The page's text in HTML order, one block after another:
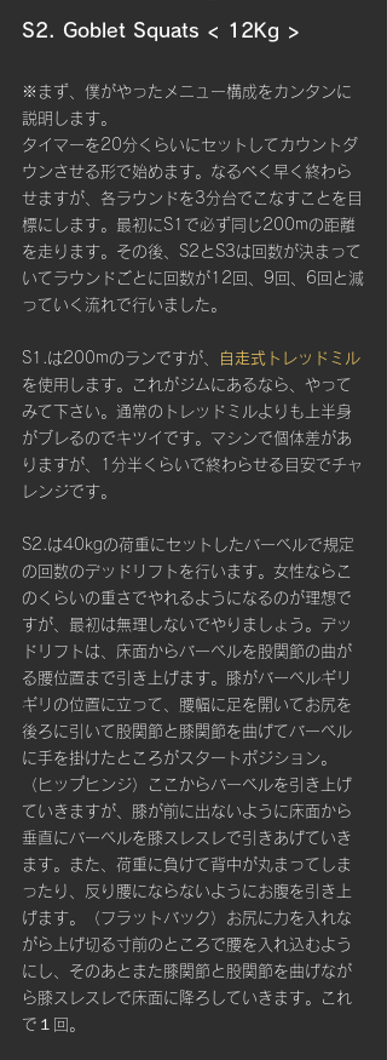
S2. Goblet Squats < 12Kg >
※まず、僕がやったメニュー構成をカンタンに
説明します。
タイマーを20分くらいにセットしてカウントダ
ウンさせる形で始めます。なるべく早く終わら
せますが、各ラウンドを3分台でこなすことを目
標にします。最初にS1で必ず同じ200mの距離
を走ります。その後、S2とS3は回数が決まって
いてラウンドごとに回数が12回、9回、6回と減
っていく流れで行いました。
S1.は200mのランですが、
自走式トレッドミル
を使用します。これがジムにあるなら、やって
みて下さい。通常のトレッドミルよりも上半身
がブレるのでキツイです。マシンで個体差があ
りますが、1分半くらいで終わらせる目安でチャ
レンジです。
S2.は40kgの荷重にセットしたバーベルで規定
の回数のデッドリフトを行います。女性ならこ
のくらいの重さでやれるようになるのが理想で
すが、最初は無理しないでやりましょう。デッ
ドリフトは、床面からバーベルを股関節の曲が
る腰位置まで引き上げます。膝がバーベルギリ
ギリの位置に立って、腰幅に足を開いてお尻を
後ろに引いて股関節と膝関節を曲げてバーベル
に手を掛けたところがスタートポジション。
（ヒップヒンジ）ここからバーベルを引き上げ
ていきますが、膝が前に出ないように床面から
垂直にバーベルを膝スレスレで引きあげていき
ます。また、荷重に負けて背中が丸まってしま
ったり、反り腰にならないようにお腹を引き上
げます。（フラットバック）お尻に力を入れな
がら上げ切る寸前のところで腰を入れ込むよう
にし、そのあとまた膝関節と股関節を曲げなが
ら膝スレスレで床面に降ろしていきます。これ
で１回。